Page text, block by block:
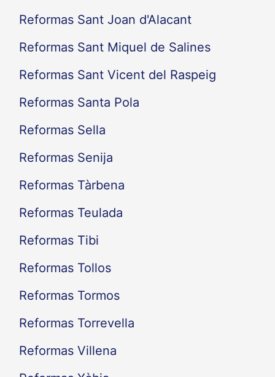
Reformas Sant Joan d'Alacant
Reformas Sant Miquel de Salines
Reformas Sant Vicent del Raspeig
Reformas Santa Pola
Reformas Sella
Reformas Senija
Reformas Tàrbena
Reformas Teulada
Reformas Tibi
Reformas Tollos
Reformas Tormos
Reformas Torrevella
Reformas Villena